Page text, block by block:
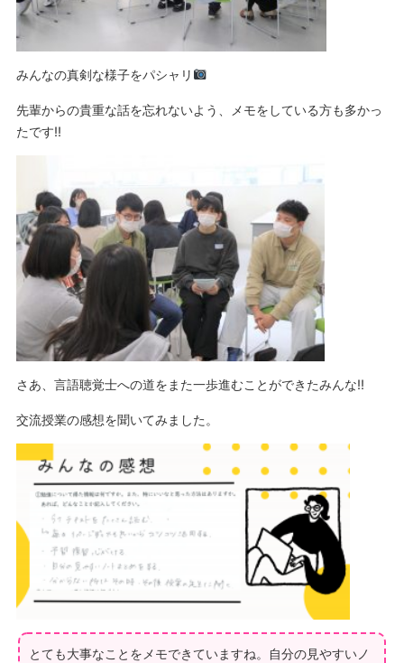
みんなの真剣な様子をパシャリ
先輩からの貴重な話を忘れないよう、メモをしている方も多かっ
たです‼
さあ、言語聴覚士への道をまた一歩進むことができたみんな‼
交流授業の感想を聞いてみました。
とても大事なことをメモできていますね。自分の見やすいノ